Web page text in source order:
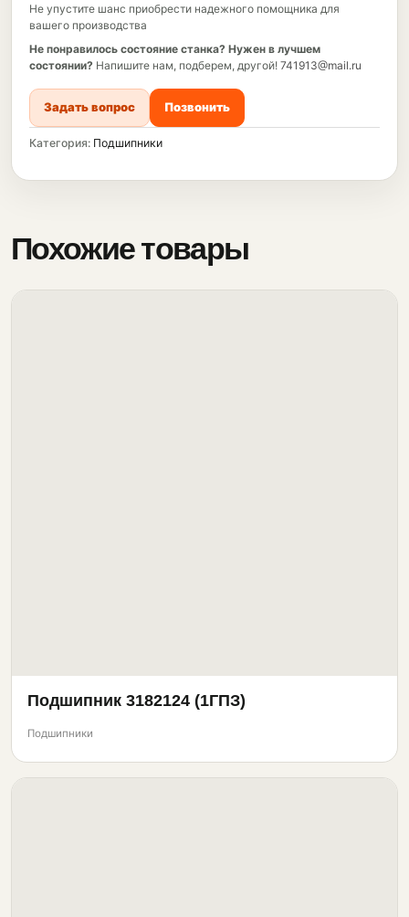
Не упустите шанс приобрести надежного помощника для
вашего производства
Не понравилось состояние станка? Нужен в лучшем
состоянии? Напишите нам, подберем, другой! 741913@mail.ru
Задать вопрос Позвонить
Категория: Подшипники
Похожие товары
Подшипник 3182124 (1ГПЗ)
Подшипники